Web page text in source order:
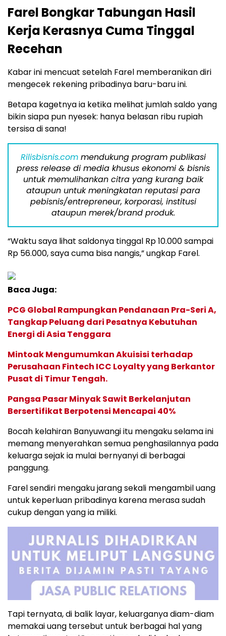
Farel Bongkar Tabungan Hasil
Kerja Kerasnya Cuma Tinggal
Recehan
Kabar ini mencuat setelah Farel memberanikan diri
mengecek rekening pribadinya baru-baru ini.
Betapa kagetnya ia ketika melihat jumlah saldo yang
bikin siapa pun nyesek: hanya belasan ribu rupiah
tersisa di sana!
Rilisbisnis.commendukung program publikasi
press release di media khusus ekonomi & bisnis
untuk memulihankan citra yang kurang baik
ataupun untuk meningkatan reputasi para
pebisnis/entrepreneur, korporasi, institusi
ataupun merek/brand produk.
“Waktu saya lihat saldonya tinggal Rp 10.000 sampai
Rp 56.000, saya cuma bisa nangis,” ungkap Farel.
Baca Juga:
PCG Global Rampungkan Pendanaan Pra-Seri A,
Tangkap Peluang dari Pesatnya Kebutuhan
Energi di Asia Tenggara
Mintoak Mengumumkan Akuisisi terhadap
Perusahaan Fintech ICC Loyalty yang Berkantor
Pusat di Timur Tengah.
Pangsa Pasar Minyak Sawit Berkelanjutan
Bersertifikat Berpotensi Mencapai 40%
Bocah kelahiran Banyuwangi itu mengaku selama ini
memang menyerahkan semua penghasilannya pada
keluarga sejak ia mulai bernyanyi di berbagai
panggung.
Farel sendiri mengaku jarang sekali mengambil uang
untuk keperluan pribadinya karena merasa sudah
cukup dengan yang ia miliki.
Tapi ternyata, di balik layar, keluarganya diam-diam
memakai uang tersebut untuk berbagai hal yang